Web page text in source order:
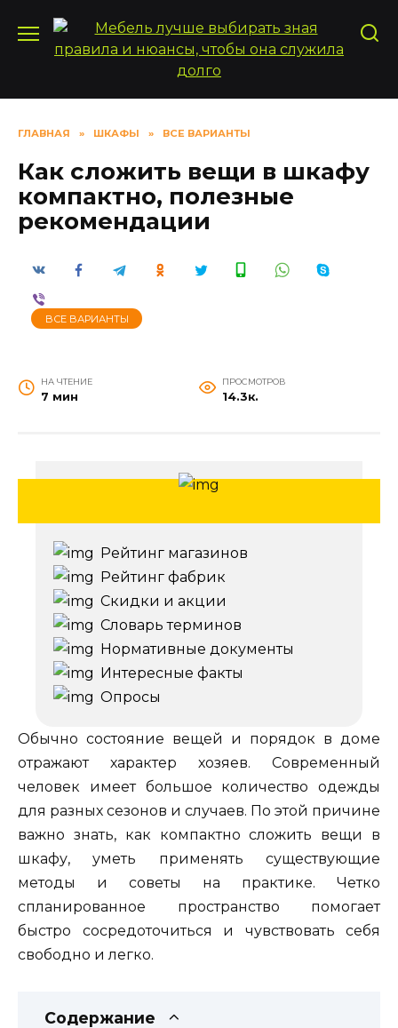
содержанию
ГЛАВНАЯ » ШКАФЫ » ВСЕ ВАРИАНТЫ
Как сложить вещи в шкафу
компактно, полезные
рекомендации
ВСЕ ВАРИАНТЫ
НА ЧТЕНИЕ
7 мин
ПРОСМОТРОВ
14.3к.
Рейтинг магазинов
Рейтинг фабрик
Скидки и акции
Словарь терминов
Нормативные документы
Интересные факты
Опросы
Обычно состояние вещей и порядок в доме
отражают характер хозяев. Современный
человек имеет большое количество одежды
для разных сезонов и случаев. По этой причине
важно знать, как компактно сложить вещи в
шкафу, уметь применять существующие
методы и советы на практике. Четко
спланированное пространство помогает
быстро сосредоточиться и чувствовать себя
свободно и легко.
Содержание